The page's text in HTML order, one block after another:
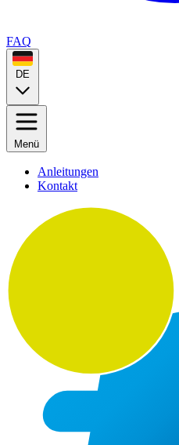
FAQ
DE
Menü
Anleitungen
Kontakt